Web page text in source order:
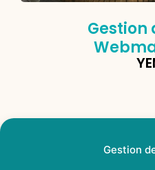
Gestion
Gestion